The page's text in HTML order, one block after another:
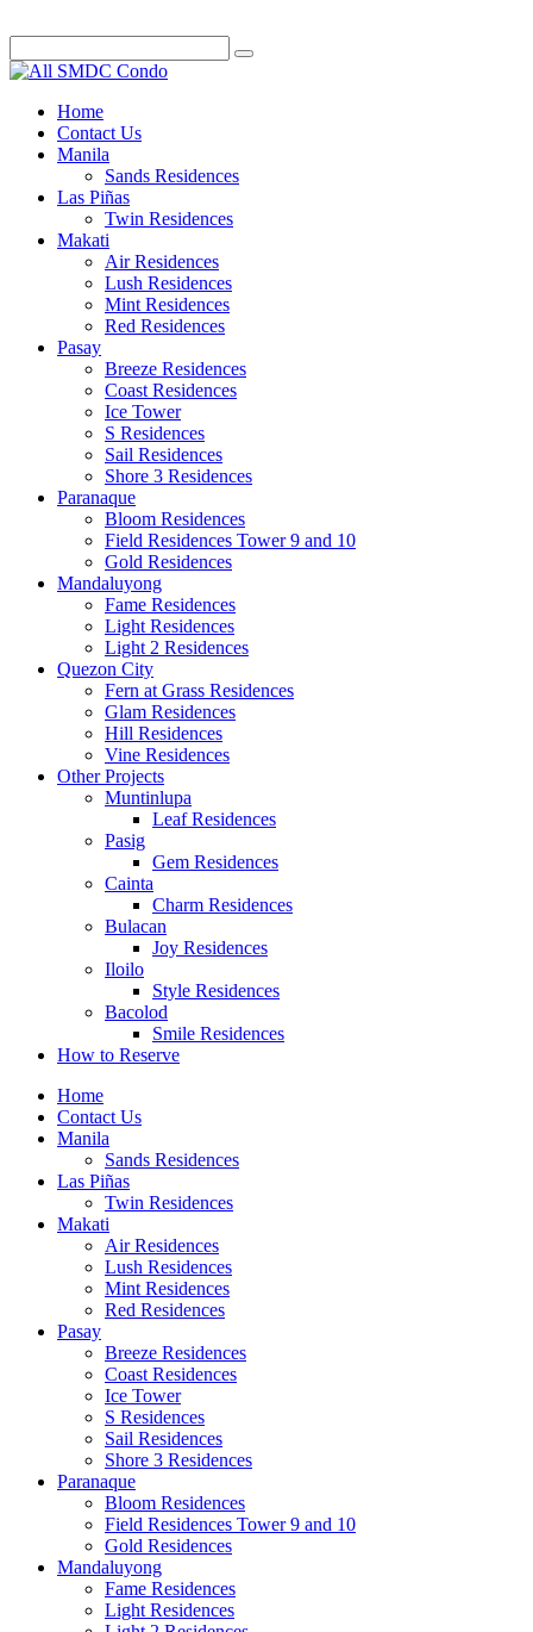
Home
Contact Us
Manila
Sands Residences
Las Piñas
Twin Residences
Makati
Air Residences
Lush Residences
Mint Residences
Red Residences
Pasay
Breeze Residences
Coast Residences
Ice Tower
S Residences
Sail Residences
Shore 3 Residences
Paranaque
Bloom Residences
Field Residences Tower 9 and 10
Gold Residences
Mandaluyong
Fame Residences
Light Residences
Light 2 Residences
Quezon City
Fern at Grass Residences
Glam Residences
Hill Residences
Vine Residences
Other Projects
Muntinlupa
Leaf Residences
Pasig
Gem Residences
Cainta
Charm Residences
Bulacan
Joy Residences
Iloilo
Style Residences
Bacolod
Smile Residences
How to Reserve
Home
Contact Us
Manila
Sands Residences
Las Piñas
Twin Residences
Makati
Air Residences
Lush Residences
Mint Residences
Red Residences
Pasay
Breeze Residences
Coast Residences
Ice Tower
S Residences
Sail Residences
Shore 3 Residences
Paranaque
Bloom Residences
Field Residences Tower 9 and 10
Gold Residences
Mandaluyong
Fame Residences
Light Residences